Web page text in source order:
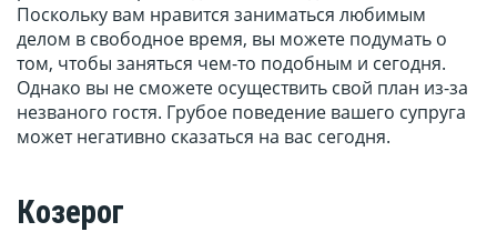
Поскольку вам нравится заниматься любимым
делом в свободное время, вы можете подумать о
том, чтобы заняться чем-то подобным и сегодня.
Однако вы не сможете осуществить свой план из-за
незваного гостя. Грубое поведение вашего супруга
может негативно сказаться на вас сегодня.
Козерог